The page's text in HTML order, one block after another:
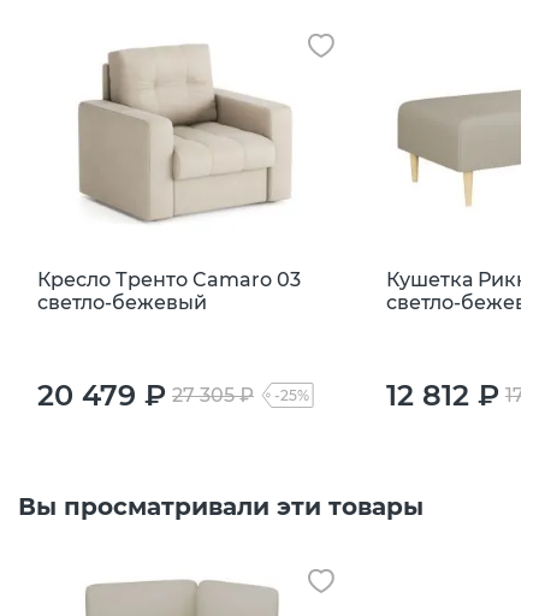
Кресло Тренто Camaro 03
светло-бежевый
20 479 ₽ 27 305 ₽ -25%
Кушетка
светло-
12 812 ₽ 17
Вы просматривали эти товары